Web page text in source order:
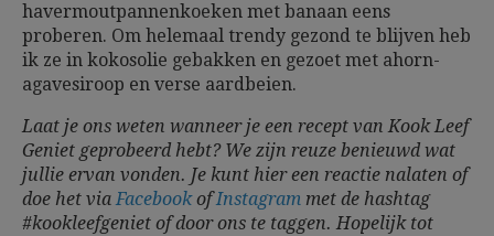
havermoutpannenkoeken met banaan eens
proberen. Om helemaal trendy gezond te blijven heb
ik ze in kokosolie gebakken en gezoet met ahorn-
agavesiroop en verse aardbeien.
Laat je ons weten wanneer je een recept van Kook Leef
Geniet geprobeerd hebt? We zijn reuze benieuwd wat
jullie ervan vonden. Je kunt hier een reactie nalaten of
doe het viaFacebookofInstagram met de hashtag
#kookleefgeniet of door ons te taggen.Hopelijk tot